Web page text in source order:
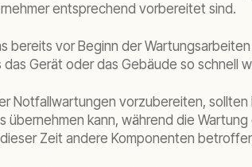
entsprechend vorbereitet sind.
bereits vor Beginn der
Gerät oder das Gebäude so schnell
Notfallwartungen vorzubereiten,
übernehmen kann, während die
Zeit andere Komponenten